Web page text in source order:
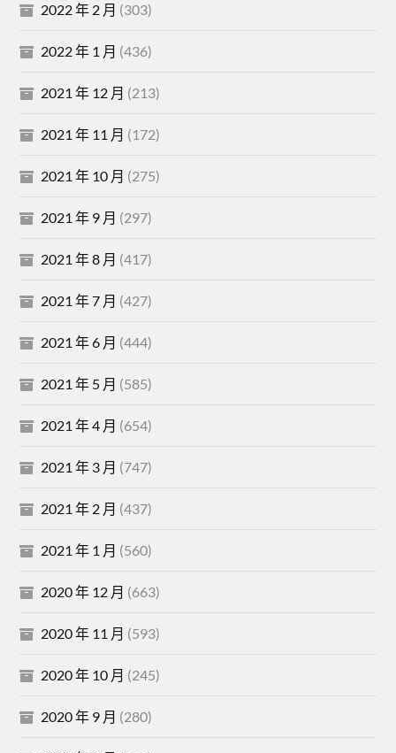
2022 年 2 月 (303)
2022 年 1 月 (436)
2021 年 12 月 (213)
2021 年 11 月 (172)
2021 年 10 月 (275)
2021 年 9 月 (297)
2021 年 8 月 (417)
2021 年 7 月 (427)
2021 年 6 月 (444)
2021 年 5 月 (585)
2021 年 4 月 (654)
2021 年 3 月 (747)
2021 年 2 月 (437)
2021 年 1 月 (560)
2020 年 12 月 (663)
2020 年 11 月 (593)
2020 年 10 月 (245)
2020 年 9 月 (280)